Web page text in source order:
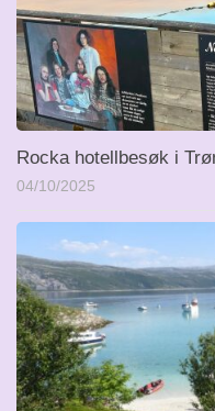
Rocka hotellbesøk i
04/10/2025